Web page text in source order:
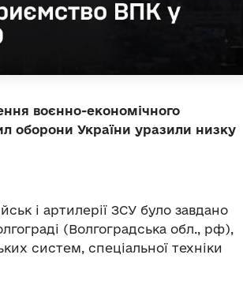
воєнно-економічного
оборони України уразили низку
і артилерії ЗСУ було завдано
(Волгоградська обл., рф),
систем, спеціальної техніки